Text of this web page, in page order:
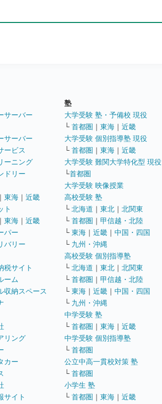
サーバー
サーバー
ービス
ーニング
ドリー
｜ 東海 ｜ 近畿
ト
｜ 東海 ｜ 近畿
パー
バリー
税サイト
ーム
収納スペース
リング
カー
サイト
塾
大学受験 塾・予備校 現役
└ 首都圏 ｜ 東海 ｜ 近畿
大学受験 個別指導塾 現役
└ 首都圏 ｜ 東海 ｜ 近畿
大学受験 難関大学特化型 現役
└首都圏
大学受験 映像授業
高校受験 塾
└ 北海道 ｜ 東北 ｜ 北関東
└ 首都圏 ｜ 甲信越・北陸
└ 東海 ｜ 近畿 ｜ 中国・四国
└ 九州・沖縄
高校受験 個別指導塾
└ 北海道 ｜ 東北 ｜ 北関東
└ 首都圏 ｜ 甲信越・北陸
└ 東海 ｜ 近畿 ｜ 中国・四国
└ 九州・沖縄
中学受験 塾
└ 首都圏 ｜ 東海 ｜ 近畿
中学受験 個別指導塾
└ 首都圏
公立中高一貫校対策 塾
└ 首都圏
小学生 塾
└ 首都圏 ｜ 東海 ｜ 近畿